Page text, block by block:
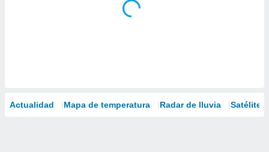
Actualidad Mapa de temperatura Radar de lluvia Satélites